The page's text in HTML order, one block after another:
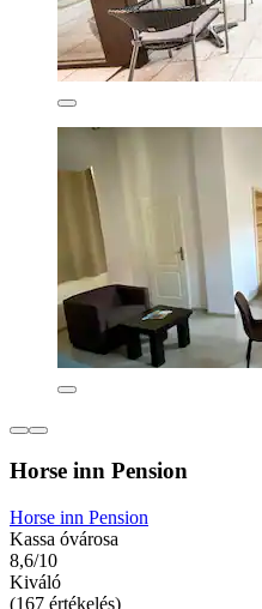
Horse inn Pension
Horse inn Pension
Kassa óvárosa
8,6/10
Kiváló
(167 értékelés)